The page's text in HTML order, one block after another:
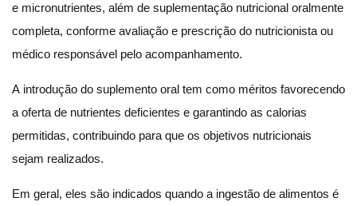
e micronutrientes, além de suplementação nutricional oralmente
completa, conforme avaliação e prescrição do nutricionista ou
médico responsável pelo acompanhamento.
A introdução do suplemento oral tem como méritos favorecendo
a oferta de nutrientes deficientes e garantindo as calorias
permitidas, contribuindo para que os objetivos nutricionais
sejam realizados.
Em geral, eles são indicados quando a ingestão de alimentos é